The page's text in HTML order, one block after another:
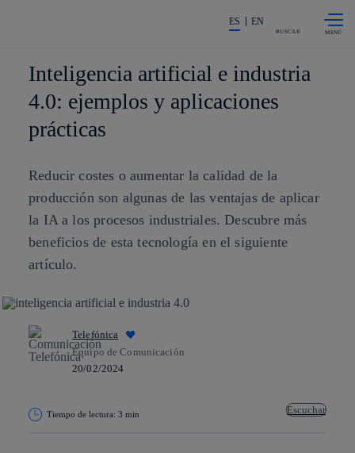
La acción en accionistas e
ES EN
BUSCAR
Inteligencia artificial e industria
4.0: ejemplos y aplicaciones
prácticas
Reducir costes o aumentar la calidad de la
producción son algunas de las ventajas de aplicar
la IA a los procesos industriales. Descubre más
beneficios de esta tecnología en el siguiente
artículo.
Telefónica
Equipo de Comunicación
20/02/2024
Tiempo de lectura: 3 min Escuchar